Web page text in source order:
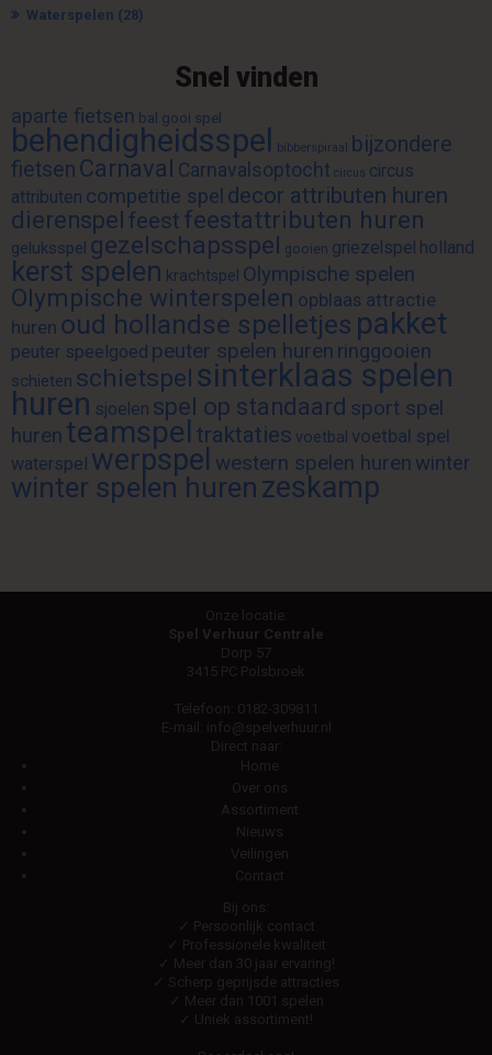
Waterspelen (28)
Snel vinden
aparte fietsen bal gooi spel
behendigheidsspel bibberspiraal bijzondere
fietsen Carnaval Carnavalsoptocht circus circus
attributen competitie spel decor attributen huren
dierenspel feest feestattributen huren
geluksspel gezelschapsspel gooien griezelspel holland
kerst spelen krachtspel Olympische spelen
Olympische winterspelen opblaas attractie
huren oud hollandse spelletjes pakket
peuter speelgoed peuter spelen huren ringgooien
schieten schietspel sinterklaas spelen
huren sjoelen spel op standaard sport spel
huren teamspel traktaties voetbal voetbal spel
waterspel werpspel western spelen huren winter
winter spelen huren zeskamp
Onze locatie:
Spel Verhuur Centrale
Dorp 57
3415 PC Polsbroek
Telefoon: 0182-309811
E-mail: info@spelverhuur.nl
Direct naar:
Home
Over ons
Assortiment
Nieuws
Veilingen
Contact
Bij ons:
✓ Persoonlijk contact
✓ Professionele kwaliteit
✓ Meer dan 30 jaar ervaring!
✓ Scherp geprijsde attracties
✓ Meer dan 1001 spelen
✓ Uniek assortiment!